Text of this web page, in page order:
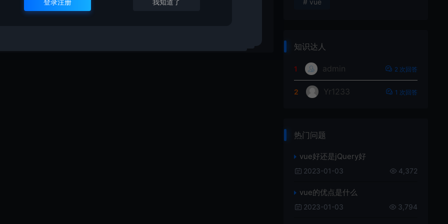
2023年1月3日 下午5:26 # vue
知识达人
1 admin 2 次回答
2 Yr1233 1 次回答
热门问题
vue好还是jQuery好
2023-01-03 4,372
vue的优点是什么
2023-01-03 3,794
登录注册 我知道了